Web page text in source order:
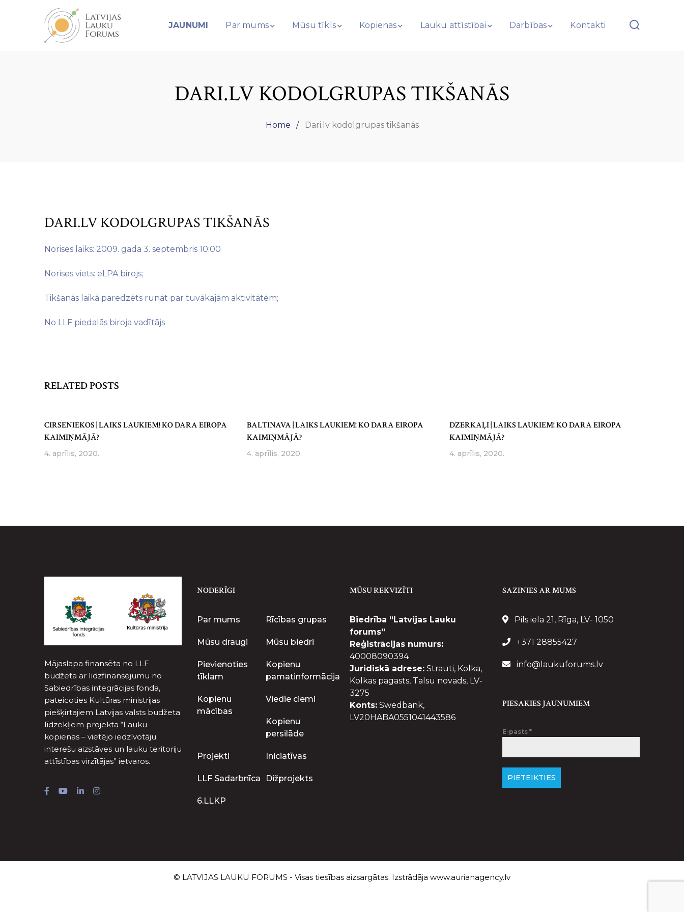
JAUNUMI Par mums Mūsu tīkls Kopienas Lauku attīstībai Darbības Kontakti
DARI.LV KODOLGRUPAS TIKŠANĀS
Home Dari.lv kodolgrupas tikšanās
DARI.LV KODOLGRUPAS TIKŠANĀS
Norises laiks: 2009. gada 3. septembris 10:00
Norises viets: eLPA birojs;
Tikšanās laikā paredzēts runāt par tuvākajām aktivitātēm;
No LLF piedalās biroja vadītājs
RELATED POSTS
CIRSENIEKOS | LAIKS LAUKIEM! KO DARA EIROPA
KAIMIŅMĀJĀ?
4. aprīlis, 2020.
BALTINAVA | LAIKS LAUKIEM! KO DARA EIROPA
KAIMIŅMĀJĀ?
4. aprīlis, 2020.
DZERKAĻI | LAIKS LAUKIEM! KO DARA EIROPA
KAIMIŅMĀJĀ?
4. aprīlis, 2020.
Mājaslapa finansēta no LLF
budžeta ar līdzfinansējumu no
Sabiedrības integrācijas fonda,
pateicoties Kultūras ministrijas
piešķirtajiem Latvijas valsts budžeta
līdzekļiem projekta “Lauku
kopienas – vietējo iedzīvotāju
interešu aizstāves un lauku teritoriju
attīstības virzītājas” ietvaros.
NODERĪGI
Par mums Rīcības grupas
Mūsu draugi Mūsu biedri
Pievienoties
tīklam
Kopienu
pamatinformācija
Kopienu
mācības
Viedie ciemi
Kopienu
persilāde
Projekti Iniciatīvas
LLF Sadarbnīca Dižprojekts
6.LLKP
MŪSU REKVIZĪTI
Biedrība “Latvijas Lauku
forums”
Reģistrācijas numurs:
40008090394
Juridiskā adrese: Strauti, Kolka,
Kolkas pagasts, Talsu novads, LV-
3275
Konts: Swedbank,
LV20HABA0551041443586
SAZINIES AR MUMS
Pils iela 21, Rīga, LV- 1050
+371 28855427
info@laukuforums.lv
PIESAKIES JAUNUMIEM
E-pasts *
PIETEIKTIES
© LATVIJAS LAUKU FORUMS - Visas tiesības aizsargātas. Izstrādāja www.aurianagency.lv